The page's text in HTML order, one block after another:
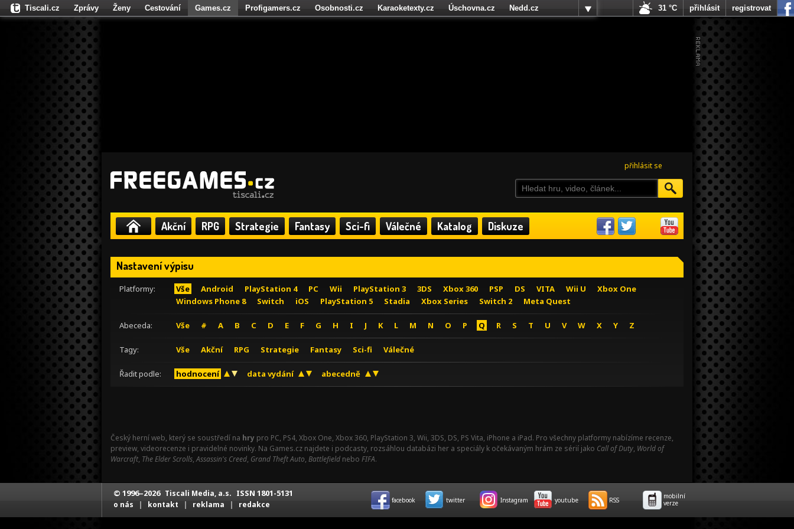
přihlásit se
Akční RPG Strategie Fantasy Sci-fi Válečné Katalog Diskuze
Nastavení výpisu
Platformy: Vše Android PlayStation 4 PC Wii PlayStation 3 3DS Xbox 360 PSP DS VITA Wii U
Xbox One
Windows Phone 8
Switch iOS PlayStation 5 Stadia Xbox Series Switch 2 Meta Quest
Abeceda: Vše # A B C D E F G H I J K L M N O P Q R S T U V W X Y Z
Tagy: Vše Akční RPG Strategie Fantasy Sci-fi Válečné
Řadit podle: hodnocení data vydání abecedně
Český herní web, který se soustředí na hry pro PC, PS4, Xbox One, Xbox 360, PlayStation 3, Wii, 3DS, DS, PS Vita, iPhone a iPad. Pro všechny platformy nabízíme recenze,
preview, videorecenze i pravidelné novinky. Na Games.cz najdete i podcasty, rozsáhlou databázi her a speciály k očekávaným hrám ze sérií jako Call of Duty, World of
Warcraft, The Elder Scrolls,Assassin's Creed, Grand Theft Auto, Battlefield nebo FIFA.
Tiscali.cz Zprávy Ženy Cestování Games.cz Profigamers.cz Osobnosti.cz Karaoketexty.cz Úschovna.cz
Nedd.cz
Fights.cz
31 °C přihlásit registrovat
© 1996–2026 Tiscali Media, a.s. ISSN 1801-5131
o nás | kontakt | reklama | redakce facebook twitter Instagram youtube RSS
mobilní
verze